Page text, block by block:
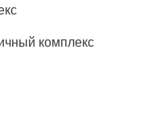
комплекс